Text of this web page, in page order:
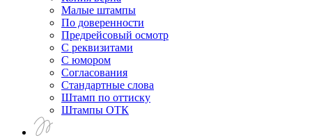
Малые штампы
По доверенности
Предрейсовый осмотр
С реквизитами
С юмором
Согласования
Стандартные слова
Штамп по оттиску
Штампы ОТК